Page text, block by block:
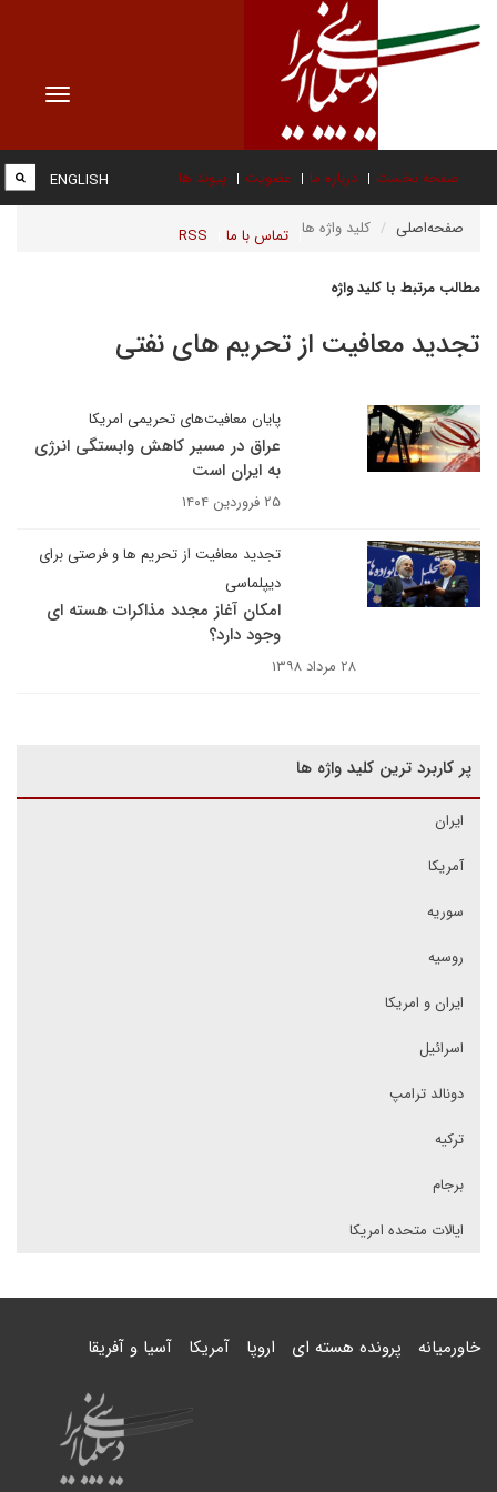
Toggle
صفحه نخست درباره ما عضویت پیوند ها
تماس با ما RSS
ENGLISH
صفحه‌اصلی کلید واژه ها
مطالب مرتبط با کلید واژه
تجدید معافیت از تحریم های نفتی
پایان معافیت‌های تحریمی امریکا
عراق در مسیر کاهش وابستگی انرژی
به ایران است
۲۵ فروردین ۱۴۰۴
تجدید معافیت از تحریم ها و فرصتی برای
دیپلماسی
امکان آغاز مجدد مذاکرات هسته ای
وجود دارد؟ ​​​​​​​
۲۸ مرداد ۱۳۹۸
پر کاربرد ترین کلید واژه ها
ایران
آمریکا
سوریه
روسیه
ایران و امریکا
اسرائیل
دونالد ترامپ
ترکیه
برجام
ایالات متحده امریکا
خاورمیانه پرونده هسته ای اروپا آمریکا آسیا و آفریقا